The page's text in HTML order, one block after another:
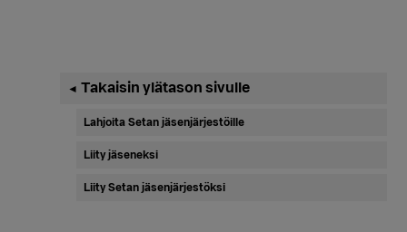
Ensisijainen
sivupalkki
◄ Takaisin ylätason sivulle
Lahjoita Setan jäsenjärjestöille
Liity jäseneksi
Liity Setan jäsenjärjestöksi